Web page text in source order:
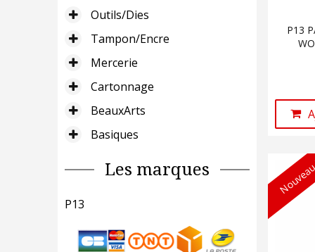
Outils/Dies
Tampon/Encre
Mercerie
Cartonnage
BeauxArts
Basiques
Les marques
P13
P13